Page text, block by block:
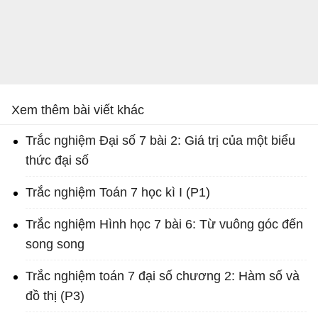
Xem thêm bài viết khác
Trắc nghiệm Đại số 7 bài 2: Giá trị của một biểu
thức đại số
Trắc nghiệm Toán 7 học kì I (P1)
Trắc nghiệm Hình học 7 bài 6: Từ vuông góc đến
song song
Trắc nghiệm toán 7 đại số chương 2: Hàm số và
đồ thị (P3)